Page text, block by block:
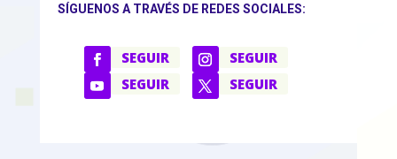
SÍGUENOS A TRAVÉS DE REDES SOCIALES:
SEGUIR
SEGUIR
SEGUIR
SEGUIR